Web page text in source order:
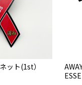
ット(1st） NEW